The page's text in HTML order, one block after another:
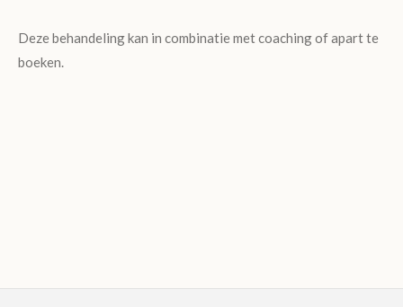
Deze behandeling kan in combinatie met coaching of apart te
boeken.